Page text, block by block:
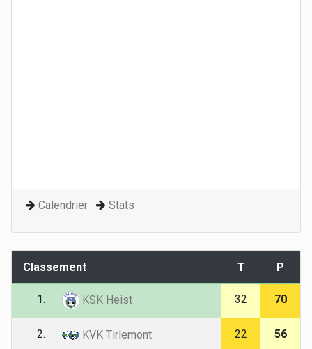
Calendrier Stats
Classement T P
1. KSK Heist 32 70
2. KVK Tirlemont 22 56